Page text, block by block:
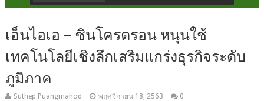
เอ็นไอเอ – ซินโครตรอน หนุนใช้
เทคโนโลยีเชิงลึกเสริมแกร่งธุรกิจระดับ
ภูมิภาค
Suthep Puangmahod พฤศจิกายน 18, 2563 0